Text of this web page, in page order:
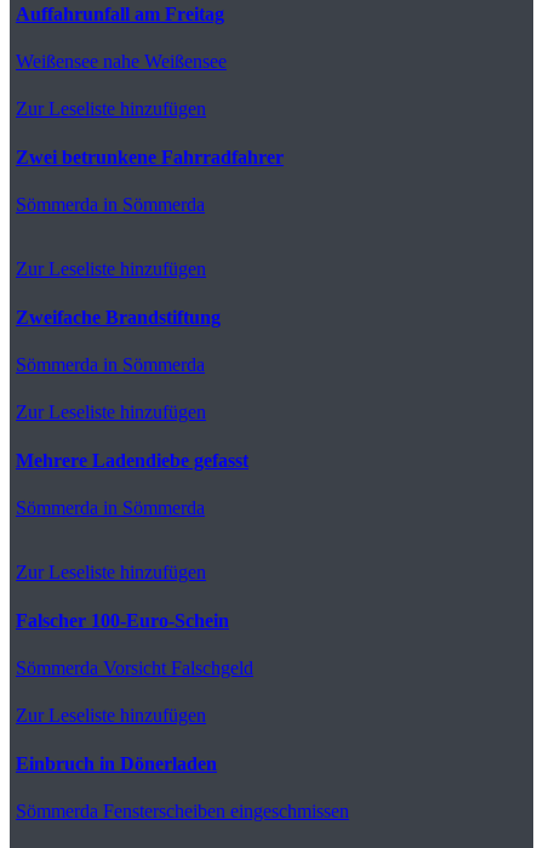
Auffahrunfall am Freitag
Weißensee nahe Weißensee
Zur Leseliste hinzufügen
Zwei betrunkene Fahrradfahrer
Sömmerda in Sömmerda
Zur Leseliste hinzufügen
Zweifache Brandstiftung
Sömmerda in Sömmerda
Zur Leseliste hinzufügen
Mehrere Ladendiebe gefasst
Sömmerda in Sömmerda
Zur Leseliste hinzufügen
Falscher 100-Euro-Schein
Sömmerda Vorsicht Falschgeld
Zur Leseliste hinzufügen
Einbruch in Dönerladen
Sömmerda Fensterscheiben eingeschmissen